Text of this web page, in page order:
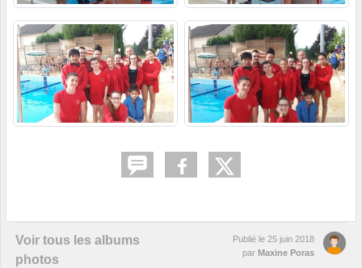
Voir tous les albums
photos
Publié le 25 juin 2018
par Maxine Poras